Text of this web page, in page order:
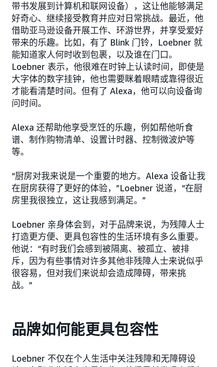
带书发展到计算机和联网设备），这让他能够满足
好奇心、继续接受教育并应对日常挑战。最近，他
借助亚马逊设备开展工作、环游世界，并享受爱好
带来的乐趣。比如，有了 Blink 门铃，Loebner 就
能知道家人何时收到包裹，以及谁在门口。
Loebner 表示，他很难在时钟上认读时间，即使是
大字体的数字挂钟，他也需要眯着眼睛或靠得很近
才能看清楚时间。但有了 Alexa，他可以向设备询
问时间。
Alexa 还帮助他享受烹饪的乐趣，例如帮他听食
谱、制作购物清单、设置计时器、控制微波炉等
等。
“厨房对我来说是一个重要的地方。Alexa 设备让我
在厨房获得了更好的体验，”Loebner 说道，“在厨
房里我很独立，这让我感到满足。”
Loebner 亲身体会到，对于品牌来说，为残障人士
打造更方便、更具包容性的生活环境有多么重要。
他说：“有时我们会感到被隔离、被孤立、被排
斥，因为有些事情对许多其他非残障人士来说似乎
很容易，但对我们来说却会造成障碍，带来挑
战。”
品牌如何能更具包容性
Loebner 不仅在个人生活中关注残障和无障碍设